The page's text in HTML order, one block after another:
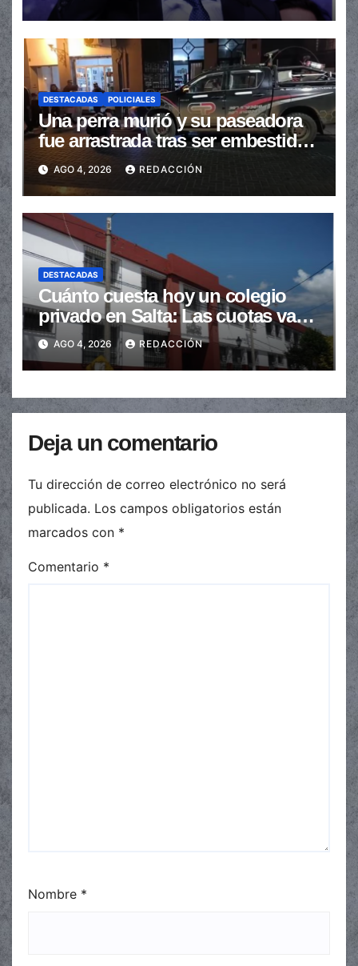
DESTACADAS POLICIALES
Una perra murió y su paseadora
fue arrastrada tras ser embestidas
en la senda peatonal
AGO 4, 2026 REDACCIÓN
DESTACADAS
Cuánto cuesta hoy un colegio
privado en Salta: Las cuotas van
de $110.000 a más de $600.000
AGO 4, 2026 REDACCIÓN
Deja un comentario
Tu dirección de correo electrónico no será
publicada. Los campos obligatorios están
marcados con *
Comentario *
Nombre *